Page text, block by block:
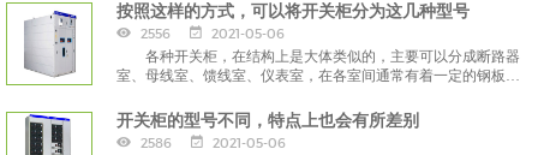
按照这样的方式，可以将开关柜分为这几种型号
2556
2021-05-06
各种开关柜，在结构上是大体类似的，主要可以分成断路器
室、母线室、馈线室、仪表室，在各室间通常有着一定的钢板隔
为哪几种型号。
开关柜的型号不同，特点上也会有所差别
2586
2021-05-06